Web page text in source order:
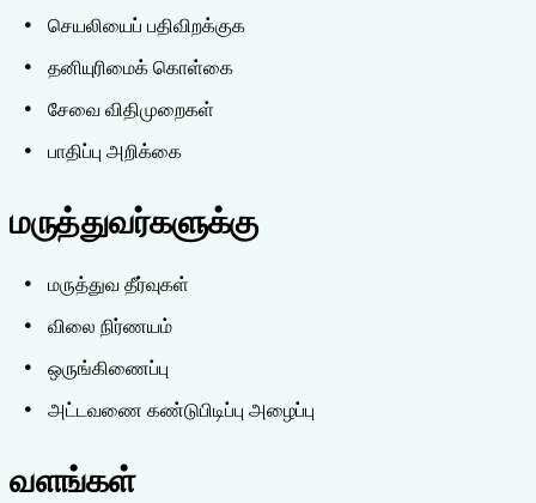
செயலியைப் பதிவிறக்குக
தனியுரிமைக் கொள்கை
சேவை விதிமுறைகள்
பாதிப்பு அறிக்கை
மருத்துவர்களுக்கு
மருத்துவ தீர்வுகள்
விலை நிர்ணயம்
ஒருங்கிணைப்பு
அட்டவணை கண்டுபிடிப்பு அழைப்பு
வளங்கள்